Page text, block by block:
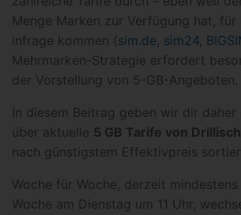
Menge Marken zur Verfügung hat, für
infrage kommen (sim.de, sim24,
Mehrmarken-Strategie erfordert
der Vorstellung von 5-GB-Angeboten.
In diesem Beitrag geben wir dir
über aktuelle 5 GB Tarife von Drillisch
nach günstigstem Effektivpreis
Woche für Woche, derzeit
Woche am Dienstag um 11 Uhr,